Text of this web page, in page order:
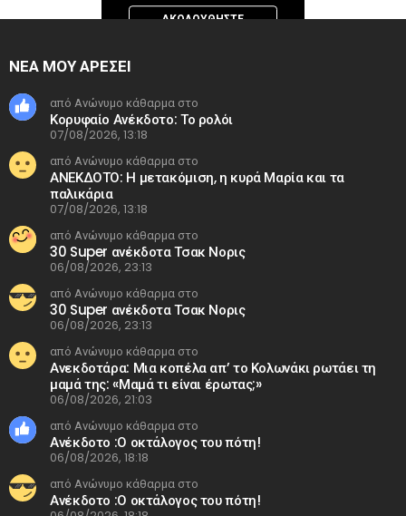
ΑΚΟΛΟΥΘΉΣΤΕ
ΝΕΑ ΜΟΥ ΑΡΕΣΕΙ
από Ανώνυμο κάθαρμα στο
Κορυφαίο Ανέκδοτο: Το ρολόι
07/08/2026, 13:18
από Ανώνυμο κάθαρμα στο
ΑΝΕΚΔΟΤΟ: Η μετακόμιση, η κυρά Μαρία και τα
παλικάρια
07/08/2026, 13:18
από Ανώνυμο κάθαρμα στο
30 Super ανέκδοτα Τσακ Νορις
06/08/2026, 23:13
από Ανώνυμο κάθαρμα στο
30 Super ανέκδοτα Τσακ Νορις
06/08/2026, 23:13
από Ανώνυμο κάθαρμα στο
Ανεκδοτάρα: Μια κοπέλα απ’ το Κολωνάκι ρωτάει τη
μαμά της: «Μαμά τι είναι έρωτας;»
06/08/2026, 21:03
από Ανώνυμο κάθαρμα στο
Ανέκδοτο :Ο οκτάλογος του πότη!
06/08/2026, 18:18
από Ανώνυμο κάθαρμα στο
Ανέκδοτο :Ο οκτάλογος του πότη!